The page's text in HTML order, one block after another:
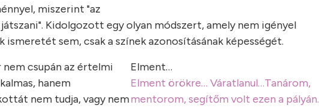
miszerint "az
Kidolgozott egy olyan módszert, amely nem igényel
sem, csak a színek azonosításának képességét.
Elment…
Elment örökre… Váratlanul…Tanárom,
mentorom, segítőm volt ezen a pályán.
csupán az értelmi
hanem
nem tudja, vagy nem